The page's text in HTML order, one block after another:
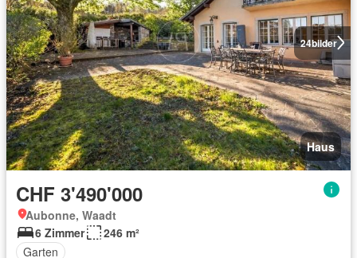
24bilder
Haus
CHF 3'490'000
Aubonne, Waadt
6 Zimmer
246 m²
Garten